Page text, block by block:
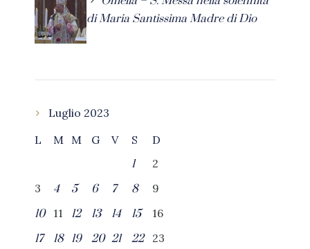
di Maria Santissima Madre di Dio
Luglio 2023
L
M M G V S
D
1
2
3
4 5 6 7 8
9
10
11 12 13 14 15
16
17
18 19 20 21 22
23